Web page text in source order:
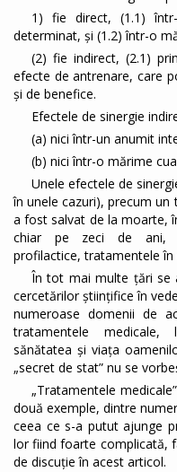
1) fie direct, (1.1)
determinat, și (1.2) într-o
(2) fie indirect, (2.1)
efecte de antrenare, care
și de benefice.
Efectele de sinergie
(a) nici într-un anumit
(b) nici într-o mărime
Unele efectele de
în unele cazuri), precum
a fost salvat de la moarte,
chiar pe zeci de ani,
profilactice, tratamentele în
În tot mai multe țări se
cercetărilor științifice în
numeroase domenii de
tratamentele
sănătatea și viața
„secret de stat” nu se
„Tratamentele
două exemple, dintre
ceea ce s-a putut ajunge
lor fiind foarte complicată,
de discuție în acest articol.